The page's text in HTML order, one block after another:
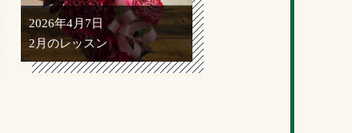
2026年4月7日
2月のレッスン